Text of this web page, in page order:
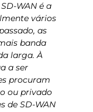
WAN é a
vários
as
banda
larga. À
a ser
procuram
ou privado
de SD-WAN